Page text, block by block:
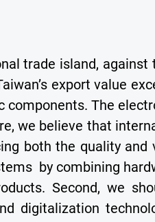
trade island, against
export value
The
we believe that
both the quality and
by combining
Second, we
digitalization